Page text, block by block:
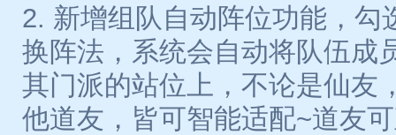
2. 新增组队自动阵位功能，勾
换阵法，系统会自动将队伍成
其门派的站位上，不论是仙友
他道友，皆可智能适配~道友